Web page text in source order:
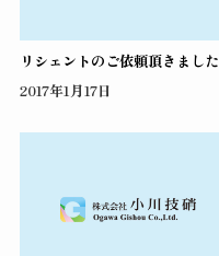
リシェントのご依頼頂きました
2017年1月17日